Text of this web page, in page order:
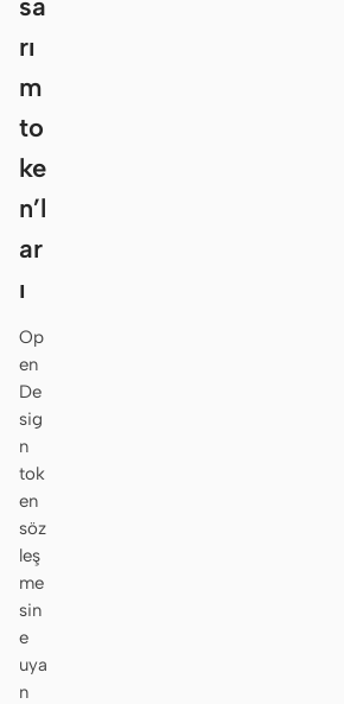
sa
rı
m
to
ke
n’l
ar
ı
Op
en
De
sig
n
tok
en
söz
leş
me
sin
e
uya
n